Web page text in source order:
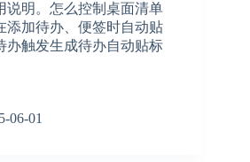
说明。怎么控制桌面清单
添加待办、便签时自动贴
办触发生成待办自动贴标
06-01